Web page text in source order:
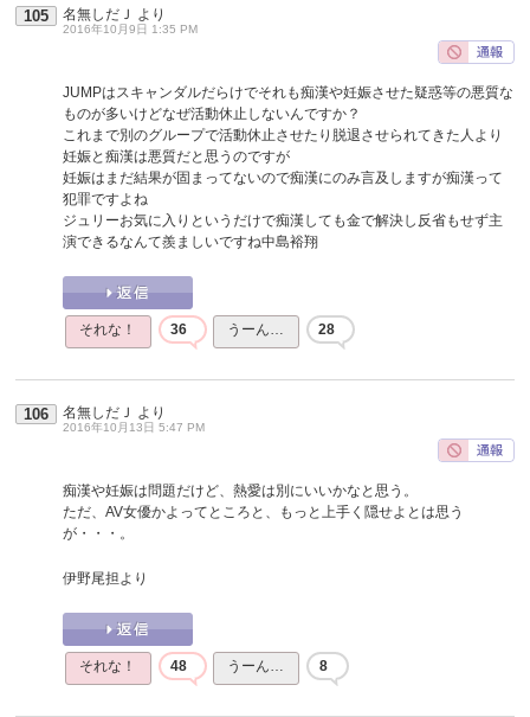
105 名無しだＪ より
2016年10月9日 1:35 PM
JUMPはスキャンダルだらけでそれも痴漢や妊娠させた疑惑等の悪質な
ものが多いけどなぜ活動休止しないんですか？
これまで別のグループで活動休止させたり脱退させられてきた人より
妊娠と痴漢は悪質だと思うのですが
妊娠はまだ結果が固まってないので痴漢にのみ言及しますが痴漢って
犯罪ですよね
ジュリーお気に入りというだけで痴漢しても金で解決し反省もせず主
演できるなんて羨ましいですね中島裕翔
それな！ 36 うーん… 28
106 名無しだＪ より
2016年10月13日 5:47 PM
痴漢や妊娠は問題だけど、熱愛は別にいいかなと思う。
ただ、AV女優かよってところと、もっと上手く隠せよとは思う
が・・・。
伊野尾担より
それな！ 48 うーん… 8